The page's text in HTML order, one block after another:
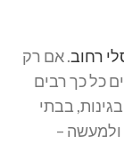
רחוב. אם רק
כל כך רבים
בבתי
–